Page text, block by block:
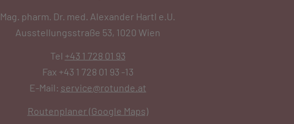
Mag. pharm. Dr. med. Alexander Hartl e.U.
Ausstellungsstraße 53, 1020 Wien
Tel +43 1 728 01 93
Fax +43 1 728 01 93 -13
E-Mail: service@rotunde.at
Routenplaner (Google Maps)